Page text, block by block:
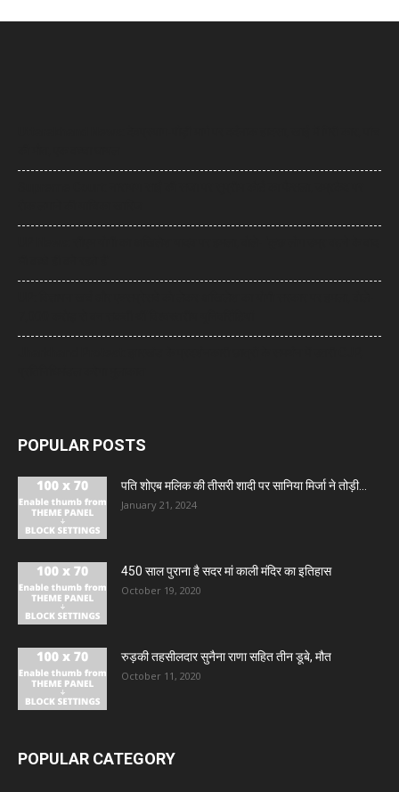
POPULAR POSTS
पति शोएब मलिक की तीसरी शादी पर सानिया मिर्जा ने तोड़ी...
January 21, 2024
450 साल पुराना है सदर मां काली मंदिर का इतिहास
October 19, 2020
रुड़की तहसीलदार सुनैना राणा सहित तीन डूबे, मौत
October 11, 2020
POPULAR CATEGORY